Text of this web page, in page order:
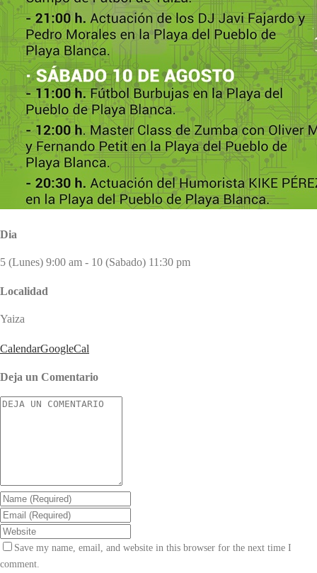
Dia
5 (Lunes) 9:00 am - 10 (Sabado) 11:30 pm
Localidad
Yaiza
CalendarGoogleCal
Deja un Comentario
Save my name, email, and website in this browser for the next time I
comment.